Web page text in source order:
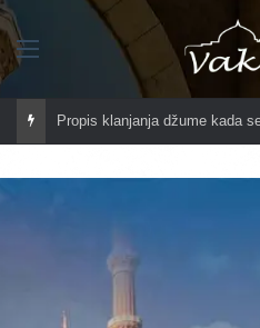
Propis klanjanja džume kada